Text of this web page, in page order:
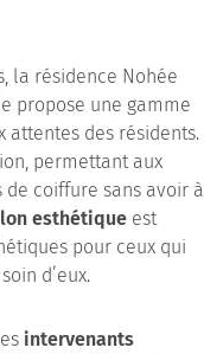
la résidence Nohée
propose une gamme
attentes des résidents.
permettant aux
coiffure sans avoir à
esthétique est
pour ceux qui
d’eux.
intervenants